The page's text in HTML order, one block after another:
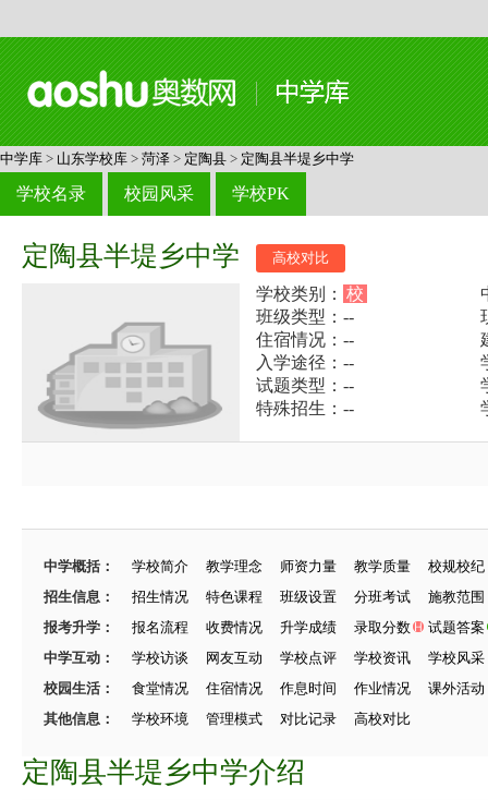
中学库 > 山东学校库 > 菏泽 > 定陶县 > 定陶县半堤乡中学
学校名录 校园风采 学校PK
定陶县半堤乡中学 高校对比
学校类别： 校
班级类型：--
住宿情况：--
入学途径：--
试题类型：--
特殊招生：--
中学概括： 学校简介 教学理念 师资力量 教学质量
校规校纪
招生信息：
招生情况 特色课程 班级设置 分班考试
施教范围
报考升学：
报名流程 收费情况 升学成绩 录取分数
试题答案
中学互动：
学校访谈 网友互动 学校点评 学校资讯
学校风采
校园生活：
食堂情况 住宿情况 作息时间 作业情况
课外活动
其他信息：
学校环境 管理模式 对比记录 高校对比
定陶县半堤乡中学介绍